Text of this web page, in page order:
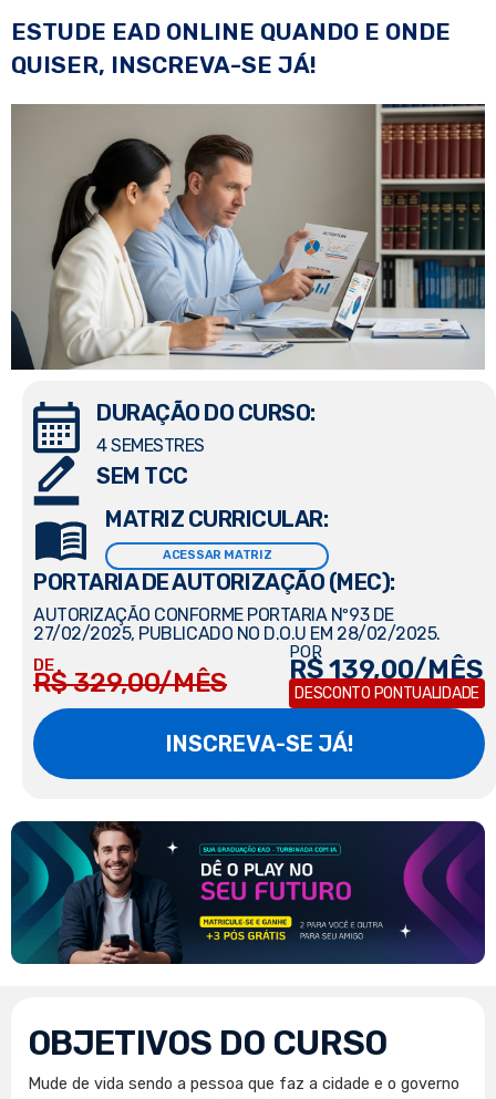
ESTUDE EAD ONLINE QUANDO E ONDE
QUISER, INSCREVA-SE JÁ!
DURAÇÃO DO CURSO:
4 SEMESTRES
SEM TCC
MATRIZ CURRICULAR:
ACESSAR MATRIZ
PORTARIA DE AUTORIZAÇÃO (MEC):
AUTORIZAÇÃO CONFORME PORTARIA Nº93 DE
27/02/2025, PUBLICADO NO D.O.U EM 28/02/2025.
DE
R$ 329,00/MÊS
POR
R$ 139,00/MÊS
DESCONTO PONTUALIDADE
INSCREVA-SE JÁ!
OBJETIVOS DO CURSO
Mude de vida sendo a pessoa que faz a cidade e o governo